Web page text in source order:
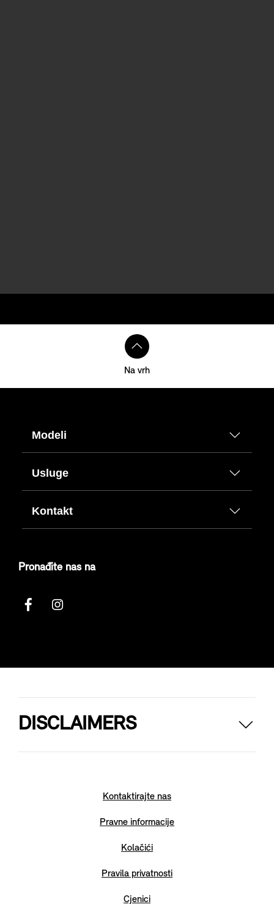
Na vrh
Modeli
Usluge
Kontakt
Pronađite nas na
DISCLAIMERS
Model još nije dostupan (predprodukcija). Ove vrijednosti su
procijenjene vrijednosti koje još nisu službeno potvrđene.
Zadržavamo pravo na promjene.
** Prikazane vrijednosti za potrošnju goriva i emisiju CO2
Europskoj Uredbi (EZ) 715/2007 u verziji koja je
Kontaktirajte nas
Pravne informacije
Kolačići
Pravila privatnosti
Cjenici